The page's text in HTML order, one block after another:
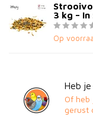
3 kg – In
Op
Heb
Of heb
gerust